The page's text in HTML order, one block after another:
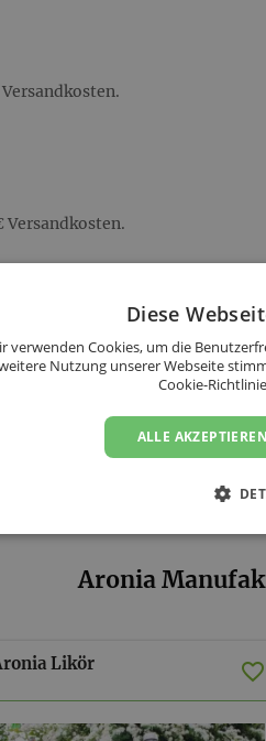
Versandkosten.
aus folgenden Ländern an:
Aronia
Likör
Diese
verwenden Cookies, um die
Nutzung unserer Webseite
Cookie-
ALLE AKZEPTIEREN